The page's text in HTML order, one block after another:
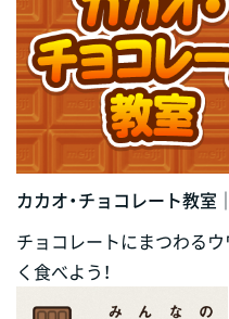
カカオ・チョコレート教室
チョコレートにまつわるウ
く食べよう！